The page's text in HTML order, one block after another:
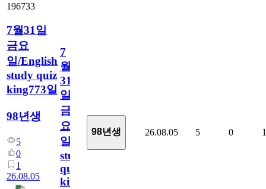
196733
7월31일
금요
일/English
study quiz
king773일
98년생
5
0
1
26.08.05
7
월
31
일
금
요
일/English
study
quiz
king773
98년생 26.08.05 5 0 1